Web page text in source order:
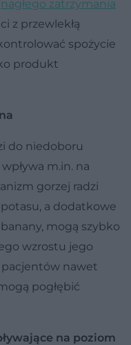
nagłego zatrzymania
z przewlekłą
spożycie
produkt
do niedoboru
m.in. na
gorzej radzi
a dodatkowe
mogą szybko
wzrostu jego
nawet
pogłębić
na poziom